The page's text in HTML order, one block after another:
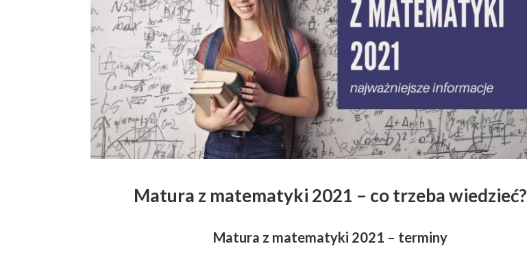
Matura z matematyki 2021 – co trzeba wiedzieć?
Matura z matematyki 2021 – terminy